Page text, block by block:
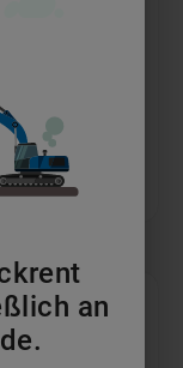
ab 38 €/Tag
an